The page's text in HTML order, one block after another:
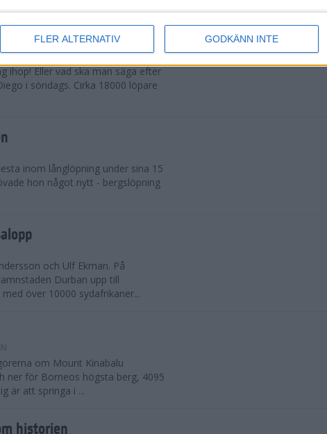
FLER ALTERNATIV GODKÄNN INTE
ihop! Eller vad ska man säga efter
i söndags. Cirka 18000 löpare
inom långlöpning under sina 15
hon något nytt - bergslöpning
och Ulf Ekman. På
Durban upp till
över 10000 sydafrikaner...
om Mount Kinabalu
ner för Borneos högsta berg, 4095
är att springa i ...
historien